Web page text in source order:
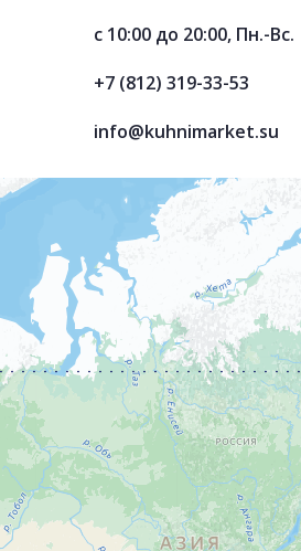
с 10:00 до 20:00, Пн.-Вс.
+7 (812) 319-33-53
info@kuhnimarket.su